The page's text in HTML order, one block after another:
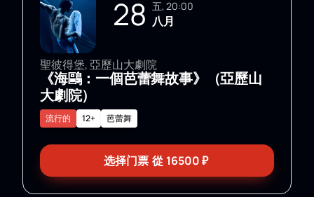
28 五, 20:00
八月
聖彼得堡, 亞歷山大劇院
《海鷗：一個芭蕾舞故事》（亞歷山
大劇院）
12+ 芭蕾舞
流行的
选择门票 從 16500₽